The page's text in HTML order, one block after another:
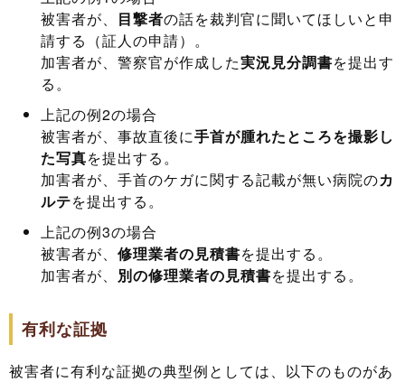
被害者が、 目撃者の話を裁判官に聞いてほしいと申
請する（証人の申請）。
加害者が、警察官が作成した実況見分調書を提出す
る。
上記の例2の場合
被害者が、事故直後に手首が腫れたところを撮影し
た写真を提出する。
加害者が、手首のケガに関する記載が無い病院のカ
ルテを提出する。
上記の例3の場合
被害者が、 修理業者の見積書を提出する。
加害者が、 別の修理業者の見積書を提出する。
有利な証拠
被害者に有利な証拠の典型例としては、以下のものがあ